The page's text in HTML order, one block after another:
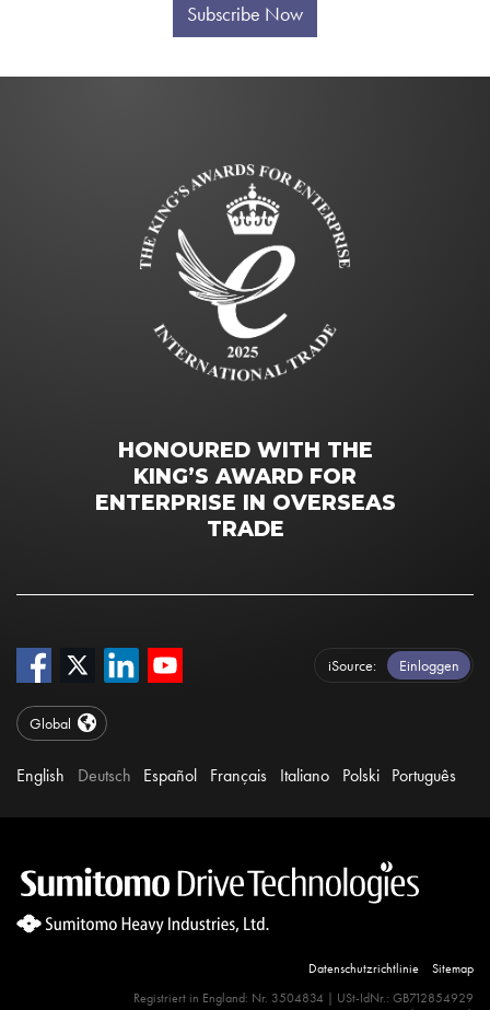
Subscribe Now
HONOURED WITH THE
KING’S AWARD FOR
ENTERPRISE IN OVERSEAS
TRADE
iSource Einloggen
Global
English Deutsch Español Français Italiano Polski Português
Datenschutzrichtlinie
Sitemap
Registriert in England: Nr. 3504834 | USt-IdNr.: GB712854929
Site Search 360 Error:There is no input element for the